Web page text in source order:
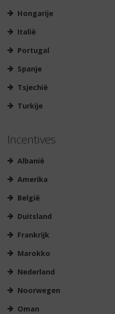
Hongarije
Italië
Portugal
Spanje
Tsjechië
Turkije
Incentives
Albanië
Amerika
België
Duitsland
Frankrijk
Marokko
Nederland
Noorwegen
Oman